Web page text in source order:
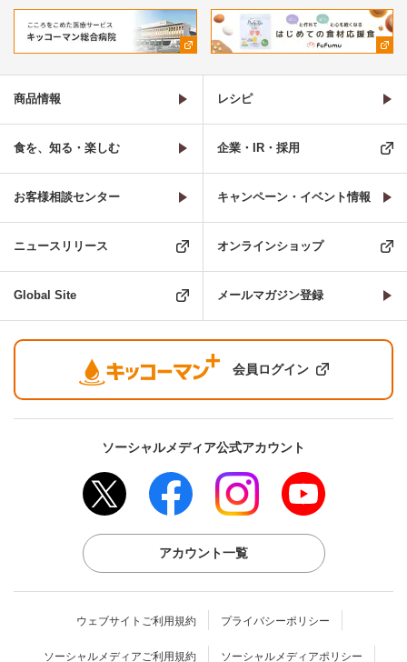
商品情報 レシピ
食を、知る・楽しむ 企業・IR・採用
お客様相談センター キャンペーン・イベント情報
ニュースリリース オンラインショップ
Global Site メールマガジン登録
会員ログイン
ソーシャルメディア公式アカウント
アカウント一覧
ウェブサイトご利用規約 プライバシーポリシー
ソーシャルメディアご利用規約 ソーシャルメディアポリシー